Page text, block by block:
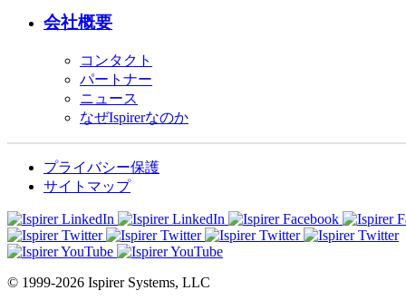
会社概要
コンタクト
パートナー
ニュース
なぜIspirerなのか
プライバシー保護
サイトマップ
© 1999-2026 Ispirer Systems, LLC